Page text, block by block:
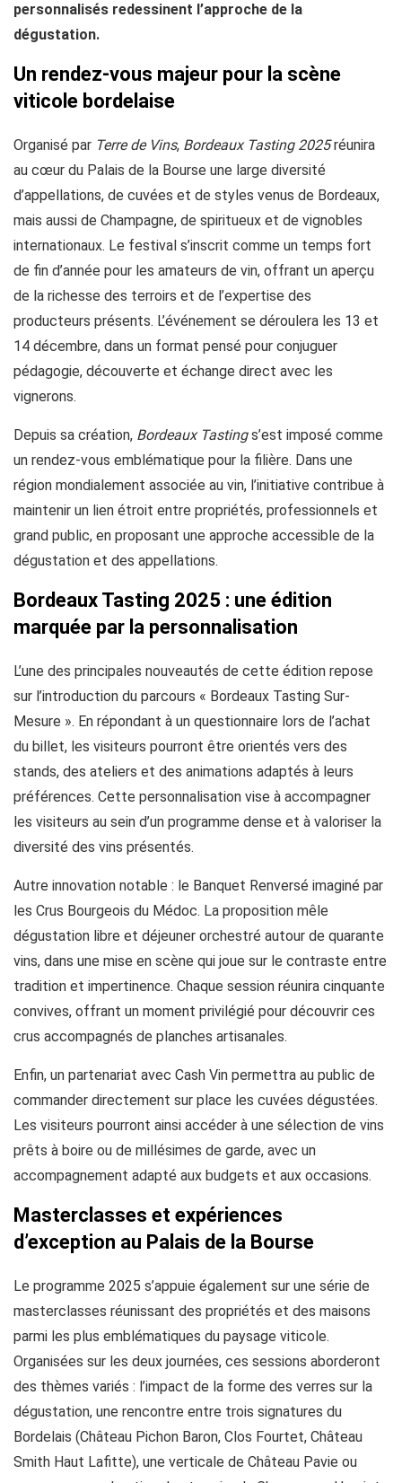
personnalisés redessinent l’approche de la
dégustation.
Un rendez-vous majeur pour la scène
viticole bordelaise
Organisé par Terre de Vins, Bordeaux Tasting 2025réunira
au cœur du Palais de la Bourse une large diversité
d’appellations, de cuvées et de styles venus de Bordeaux,
mais aussi de Champagne, de spiritueux et de vignobles
internationaux. Le festival s’inscrit comme un temps fort
de fin d’année pour les amateurs de vin, offrant un aperçu
de la richesse des terroirs et de l’expertise des
producteurs présents. L’événement se déroulera les 13 et
14 décembre, dans un format pensé pour conjuguer
pédagogie, découverte et échange direct avec les
vignerons.
Depuis sa création, Bordeaux Tastings’est imposé comme
un rendez-vous emblématique pour la filière. Dans une
région mondialement associée au vin, l’initiative contribue à
maintenir un lien étroit entre propriétés, professionnels et
grand public, en proposant une approche accessible de la
dégustation et des appellations.
Bordeaux Tasting 2025 : une édition
marquée par la personnalisation
L’une des principales nouveautés de cette édition repose
sur l’introduction du parcours « Bordeaux Tasting Sur-
Mesure ». En répondant à un questionnaire lors de l’achat
du billet, les visiteurs pourront être orientés vers des
stands, des ateliers et des animations adaptés à leurs
préférences. Cette personnalisation vise à accompagner
les visiteurs au sein d’un programme dense et à valoriser la
diversité des vins présentés.
Autre innovation notable : le Banquet Renversé imaginé par
les Crus Bourgeois du Médoc. La proposition mêle
dégustation libre et déjeuner orchestré autour de quarante
vins, dans une mise en scène qui joue sur le contraste entre
tradition et impertinence. Chaque session réunira cinquante
convives, offrant un moment privilégié pour découvrir ces
crus accompagnés de planches artisanales.
Enfin, un partenariat avec Cash Vin permettra au public de
commander directement sur place les cuvées dégustées.
Les visiteurs pourront ainsi accéder à une sélection de vins
prêts à boire ou de millésimes de garde, avec un
accompagnement adapté aux budgets et aux occasions.
Masterclasses et expériences
d’exception au Palais de la Bourse
Le programme 2025 s’appuie également sur une série de
masterclasses réunissant des propriétés et des maisons
parmi les plus emblématiques du paysage viticole.
Organisées sur les deux journées, ces sessions aborderont
des thèmes variés : l’impact de la forme des verres sur la
dégustation, une rencontre entre trois signatures du
Bordelais (Château Pichon Baron, Clos Fourtet, Château
Smith Haut Lafitte), une verticale de Château Pavie ou